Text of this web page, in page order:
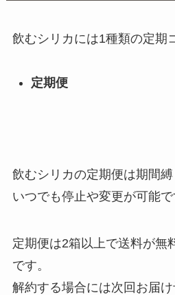
飲むシリカには1種類の定期
定期便
飲むシリカの定期便は期間縛
いつでも停止や変更が可能で
定期便は2箱以上で送料が無
です。
解約する場合には次回お届